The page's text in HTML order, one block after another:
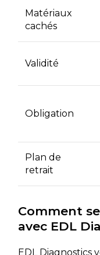
Matériaux
cachés
Validité
Obligation
Plan de
retrait
Comment
avec EDL
EDL Diagnostics